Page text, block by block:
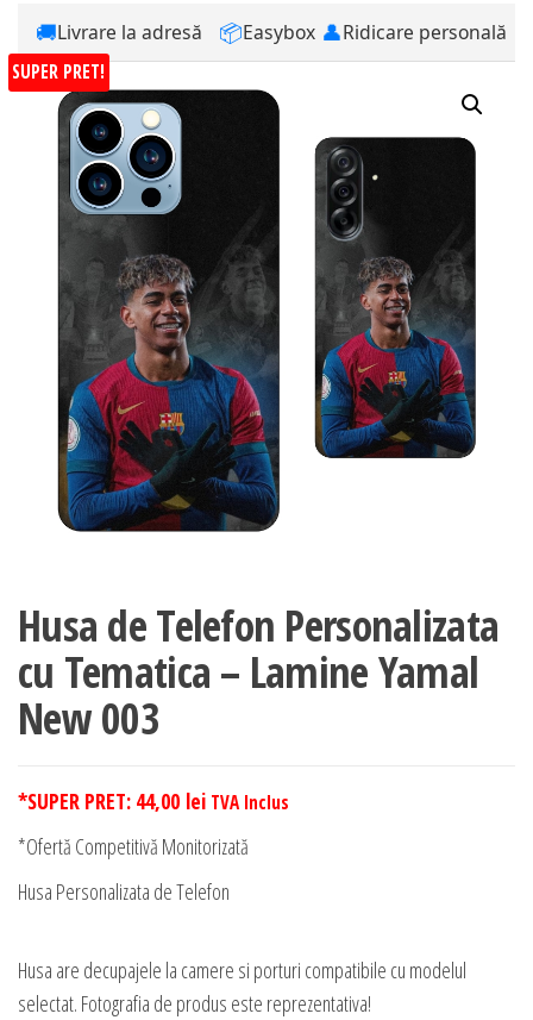
🚚Livrare la adresă 📦Easybox 👤Ridicare personală
SUPER PRET!
Husa de Telefon Personalizata
cu Tematica – Lamine Yamal
New 003
*SUPER PRET: 44,00 lei TVA Inclus
*Ofertă Competitivă Monitorizată
Husa Personalizata de Telefon
Husa are decupajele la camere si porturi compatibile cu modelul
selectat. Fotografia de produs este reprezentativa!